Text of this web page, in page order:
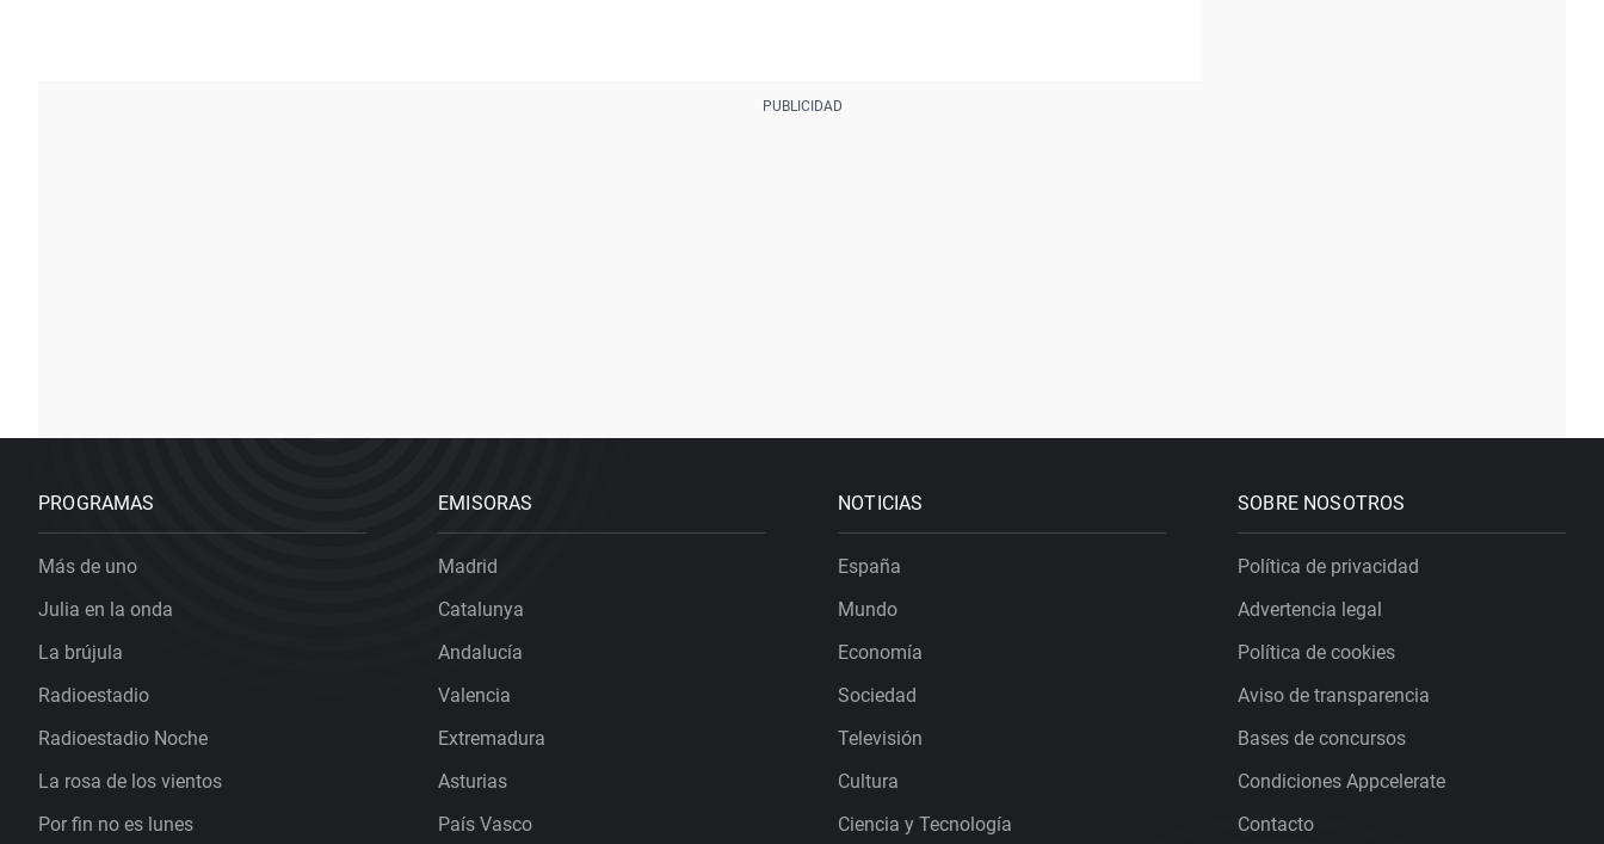
PROGRAMAS
Más de uno
Julia en la onda
La brújula
Radioestadio
Radioestadio Noche
La rosa de los vientos
Por fin no es lunes
EMISORAS
Madrid
Catalunya
Andalucía
Valencia
Extremadura
Asturias
País Vasco
NOTICIAS
España
Mundo
Economía
Sociedad
Televisión
Cultura
Ciencia y Tecnología
SOBRE NOSOTROS
Política de privacidad
Advertencia legal
Política de cookies
Aviso de transparencia
Bases de concursos
Condiciones Appcelerate
Contacto